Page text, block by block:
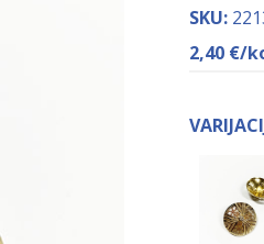
SKU:
2,40 €/